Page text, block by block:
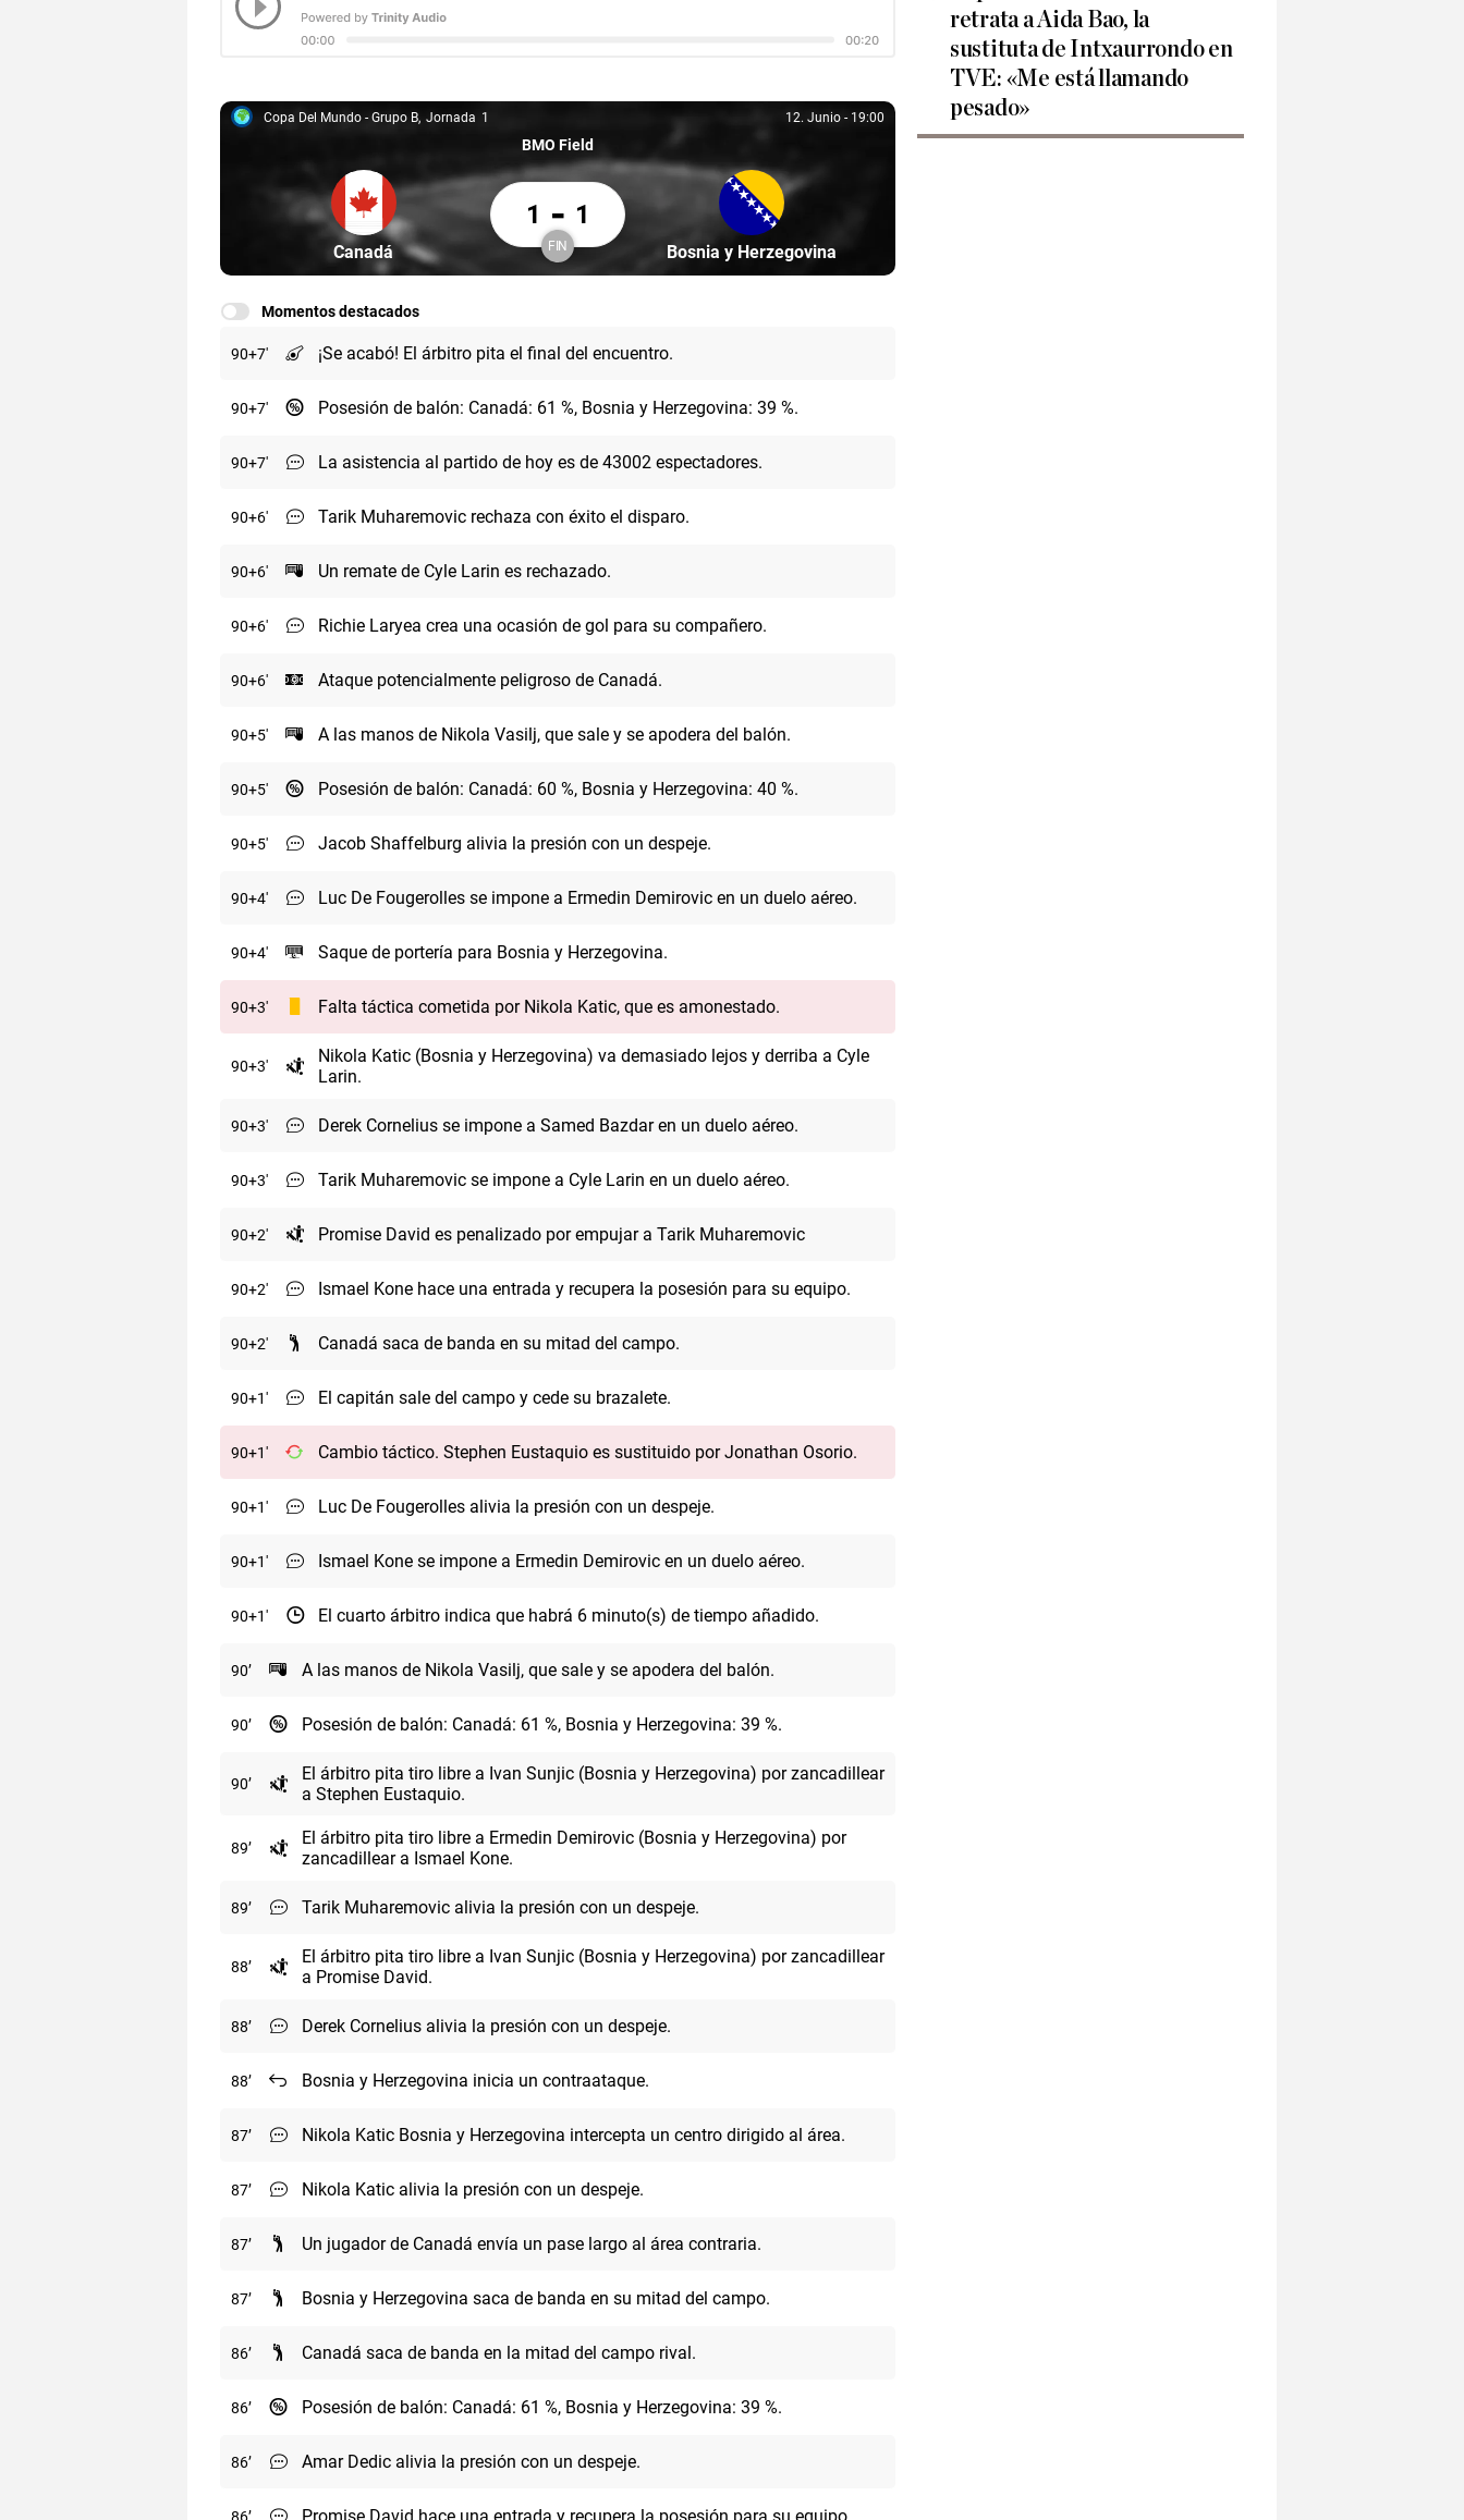
Copa del Mundo - Grupo B, 1
Copa Del Mundo - Grupo B Jornada 1 12. Junio, 19:00
12. Junio - 19:00
BMO Field
Partícipe: Canadá
Canadá
Canadá 1 Bosnia y Herzegovina 1
1 - 1
Finalizado
FIN Partícipe: Bosnia y Herzegovina
Bosnia y Herzegovina
Momentos destacados
90+7 ¡Se acabó! El árbitro pita el final del encuentro.
90+7 Posesión de balón: Canadá: 61 %, Bosnia y Herzegovina: 39 %.
90+7 La asistencia al partido de hoy es de 43002 espectadores.
90+6 Tarik Muharemovic rechaza con éxito el disparo.
90+6 Un remate de Cyle Larin es rechazado.
90+6 Richie Laryea crea una ocasión de gol para su compañero.
90+6 Ataque potencialmente peligroso de Canadá.
90+5 A las manos de Nikola Vasilj, que sale y se apodera del balón.
90+5 Posesión de balón: Canadá: 60 %, Bosnia y Herzegovina: 40 %.
90+5 Jacob Shaffelburg alivia la presión con un despeje.
90+4 Luc De Fougerolles se impone a Ermedin Demirovic en un duelo aéreo.
90+4 Saque de portería para Bosnia y Herzegovina.
90+3 Falta táctica cometida por Nikola Katic, que es amonestado.
90+3
Nikola Katic (Bosnia y Herzegovina) va demasiado lejos y derriba a Cyle
Larin.
90+3 Derek Cornelius se impone a Samed Bazdar en un duelo aéreo.
90+3 Tarik Muharemovic se impone a Cyle Larin en un duelo aéreo.
90+2 Promise David es penalizado por empujar a Tarik Muharemovic
90+2 Ismael Kone hace una entrada y recupera la posesión para su equipo.
90+2 Canadá saca de banda en su mitad del campo.
90+1 El capitán sale del campo y cede su brazalete.
90+1 Cambio táctico. Stephen Eustaquio es sustituido por Jonathan Osorio.
90+1 Luc De Fougerolles alivia la presión con un despeje.
90+1 Ismael Kone se impone a Ermedin Demirovic en un duelo aéreo.
90+1 El cuarto árbitro indica que habrá 6 minuto(s) de tiempo añadido.
90 A las manos de Nikola Vasilj, que sale y se apodera del balón.
90 Posesión de balón: Canadá: 61 %, Bosnia y Herzegovina: 39 %.
90
El árbitro pita tiro libre a Ivan Sunjic (Bosnia y Herzegovina) por zancadillear
a Stephen Eustaquio.
89
El árbitro pita tiro libre a Ermedin Demirovic (Bosnia y Herzegovina) por
zancadillear a Ismael Kone.
89 Tarik Muharemovic alivia la presión con un despeje.
88
El árbitro pita tiro libre a Ivan Sunjic (Bosnia y Herzegovina) por zancadillear
a Promise David.
88 Derek Cornelius alivia la presión con un despeje.
88 Bosnia y Herzegovina inicia un contraataque.
87 Nikola Katic Bosnia y Herzegovina intercepta un centro dirigido al área.
87 Nikola Katic alivia la presión con un despeje.
87 Un jugador de Canadá envía un pase largo al área contraria.
87 Bosnia y Herzegovina saca de banda en su mitad del campo.
86 Canadá saca de banda en la mitad del campo rival.
86 Posesión de balón: Canadá: 61 %, Bosnia y Herzegovina: 39 %.
86 Amar Dedic alivia la presión con un despeje.
86
retrata a Aida Bao, la
sustituta de Intxaurrondo en
TVE: «Me está llamando
pesado»